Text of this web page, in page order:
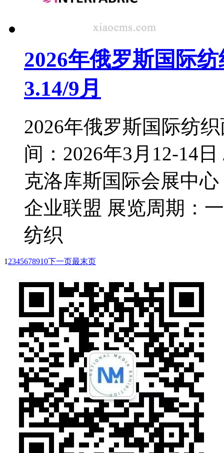
2026年俄罗斯国际
3.14/9月
2026年俄罗斯国际纺
间：2026年3月12-14
克洛库斯国际会展中
企业联盟 展览周期：
纺织
1 2345678910下一页最末页